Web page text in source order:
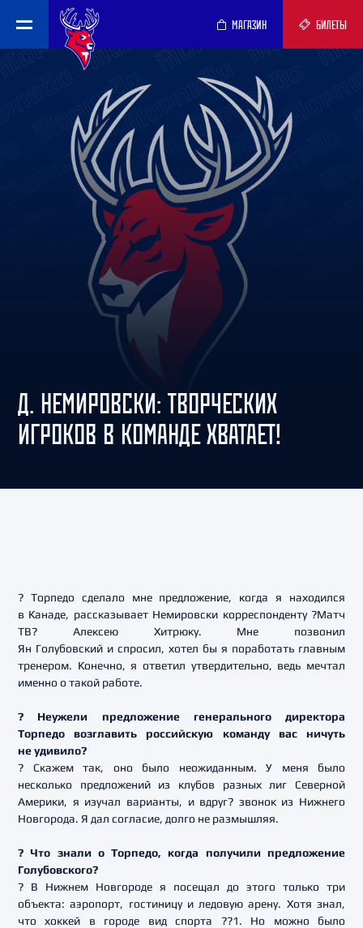
МАГАЗИН БИЛЕТЫ
Д. НЕМИРОВСКИ: ТВОРЧЕСКИХ
ИГРОКОВ В КОМАНДЕ ХВАТАЕТ!
? Торпедо сделало мне предложение, когда я находился
в Канаде, рассказывает Немировски корреспонденту ?Матч
ТВ? Алексею Хитрюку. Мне позвонил
Ян Голубовский и спросил, хотел бы я поработать главным
тренером. Конечно, я ответил утвердительно, ведь мечтал
именно о такой работе.
? Неужели предложение генерального директора
Торпедо возглавить российскую команду вас ничуть
не удивило?
? Скажем так, оно было неожиданным. У меня было
несколько предложений из клубов разных лиг Северной
Америки, я изучал варианты, и вдруг? звонок из Нижнего
Новгорода. Я дал согласие, долго не размышляя.
? Что знали о Торпедо, когда получили предложение
Голубовского?
? В Нижнем Новгороде я посещал до этого только три
объекта: аэропорт, гостиницу и ледовую арену. Хотя знал,
что хоккей в городе вид спорта ??1. Но можно было